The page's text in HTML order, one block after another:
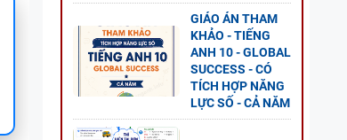
GIÁO ÁN THAM
KHẢO - TIẾNG
ANH 10 - GLOBAL
SUCCESS - CÓ
TÍCH HỢP NĂNG
LỰC SỐ - CẢ NĂM